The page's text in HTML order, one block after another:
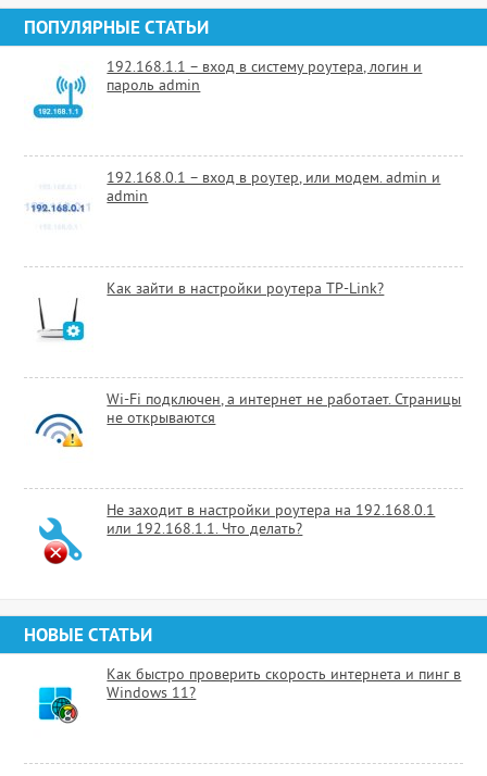
ПОПУЛЯРНЫЕ СТАТЬИ
192.168.1.1 – вход в систему роутера, логин и
пароль admin
192.168.0.1 – вход в роутер, или модем. admin и
admin
Как зайти в настройки роутера TP-Link?
Wi-Fi подключен, а интернет не работает. Страницы
не открываются
Не заходит в настройки роутера на 192.168.0.1
или 192.168.1.1. Что делать?
НОВЫЕ СТАТЬИ
Как быстро проверить скорость интернета и пинг в
Windows 11?